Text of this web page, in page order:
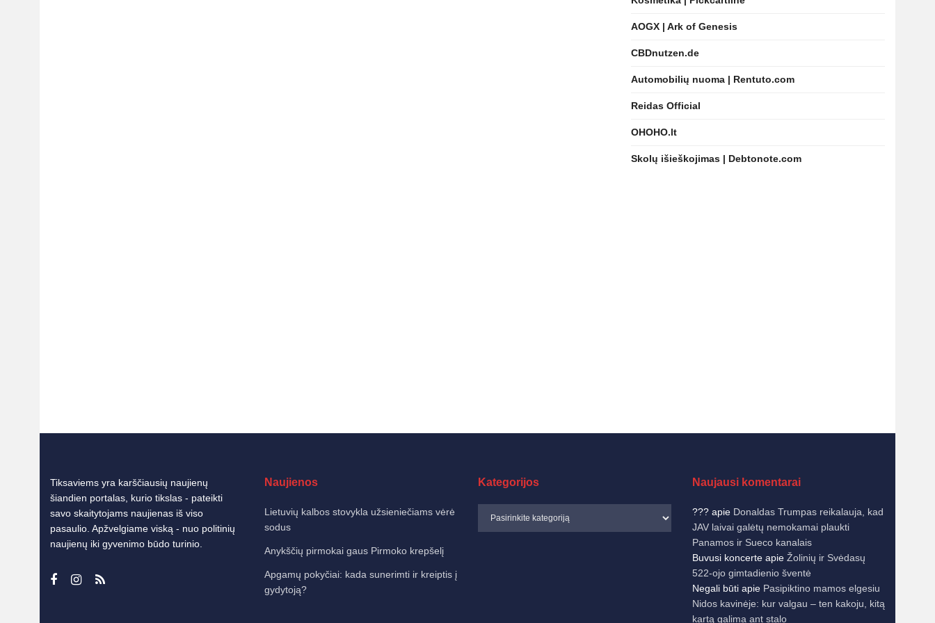
AOGX | Ark of Genesis
CBDnutzen.de
Automobilių nuoma | Rentuto.com
Reidas Official
OHOHO.lt
Skolų išieškojimas | Debtonote.com
Tiksaviems yra karščiausių naujienų
šiandien portalas, kurio tikslas - pateikti
savo skaitytojams naujienas iš viso
pasaulio. Apžvelgiame viską - nuo politinių
naujienų iki gyvenimo būdo turinio.
Naujienos
Lietuvių kalbos stovykla užsieniečiams vėrė
sodus
Anykščių pirmokai gaus Pirmoko krepšelį
Apgamų pokyčiai: kada sunerimti ir kreiptis į
gydytoją?
Kategorijos Naujausi komentarai
???apie Donaldas Trumpas reikalauja, kad
JAV laivai galėtų nemokamai plaukti
Panamos ir Sueco kanalais
Buvusi koncerteapie Žolinių ir Svėdasų
522-ojo gimtadienio šventė
Negali būtiapie Pasipiktino mamos elgesiu
Nidos kavinėje: kur valgau – ten kakoju, kitą
kartą galima ant stalo